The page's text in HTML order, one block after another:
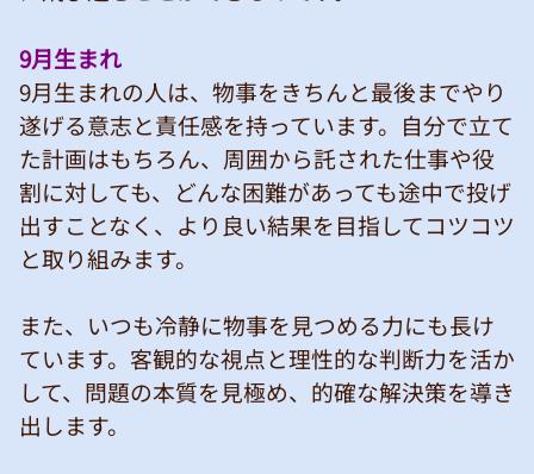
9月生まれ
9月生まれの人は、物事をきちんと最後までやり
遂げる意志と責任感を持っています。自分で立て
た計画はもちろん、周囲から託された仕事や役
割に対しても、どんな困難があっても途中で投げ
出すことなく、より良い結果を目指してコツコツ
と取り組みます。
また、いつも冷静に物事を見つめる力にも長け
ています。客観的な視点と理性的な判断力を活か
して、問題の本質を見極め、的確な解決策を導き
出します。